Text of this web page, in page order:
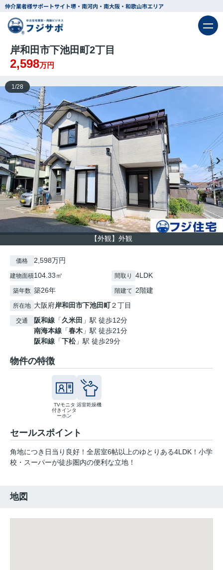
仲介業者様サポートサイト堺・南河内・南大阪・和歌山市エリア
岸和田市下池田町2丁目
2,598万円
【外観】外観
1/28
価格 2,598万円
建物面積104.33㎡ 間取り 4LDK
築年数 築26年 階建て 2階建
所在地 大阪府岸和田市下池田町２丁目
交通 阪和線 「久米田 」駅 徒歩12分
南海本線 「春木 」駅 徒歩21分
阪和線 「下松」駅 徒歩29分
物件の特徴
TVモニタ
付きインタ
ーホン
浴室乾燥機
セールスポイント
角地につき日当り良好！全居室6帖以上のゆとりある4LDK！小学
校・スーパーが徒歩圏内の便利な立地！
地図